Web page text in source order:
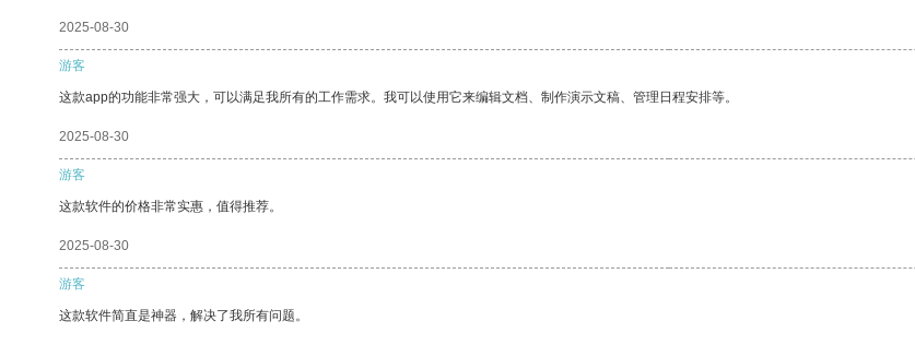
2025-08-30
游客
这款app的功能非常强大，可以满足我所有的工作需求。我可以使用它来编辑文档、制作演示文稿、管理日程安排等。
2025-08-30
游客
这款软件的价格非常实惠，值得推荐。
2025-08-30
游客
这款软件简直是神器，解决了我所有问题。